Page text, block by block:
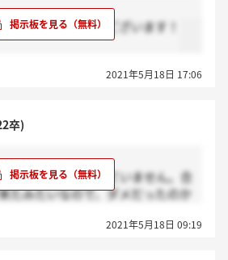
すか？おめでとうございます！
2021年5月18日 17:06
卒)
けましたがまだ来ていません。合
たみたいなので、ダメだったのか
2021年5月18日 09:19